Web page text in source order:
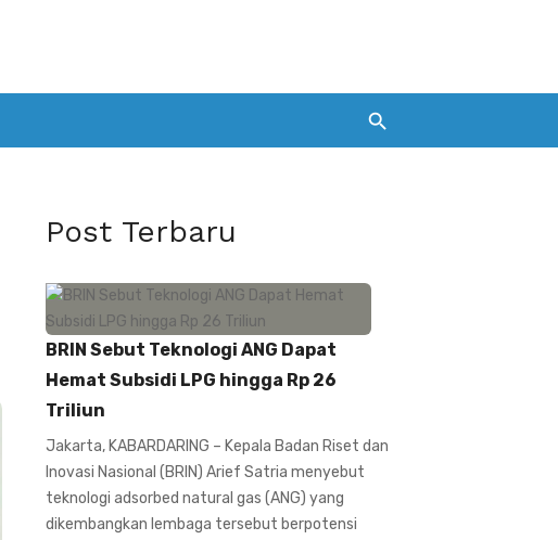
Post Terbaru
BRIN Sebut Teknologi ANG Dapat
Hemat Subsidi LPG hingga Rp 26
Triliun
Jakarta, KABARDARING – Kepala Badan Riset dan
Inovasi Nasional (BRIN) Arief Satria menyebut
teknologi adsorbed natural gas (ANG) yang
dikembangkan lembaga tersebut berpotensi